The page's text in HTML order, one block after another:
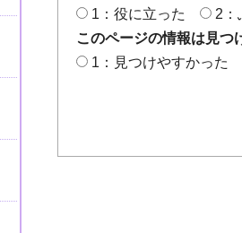
1：役に立った
2：
このページの情報は見つ
1：見つけやすかった